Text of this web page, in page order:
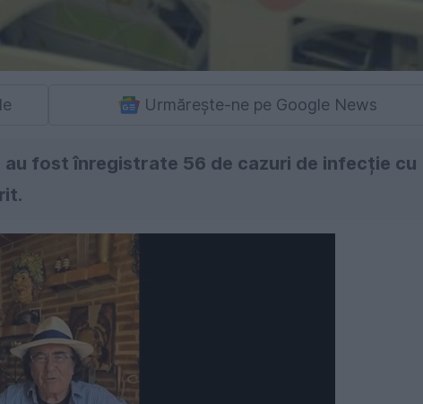
Urmărește-ne pe Google News
au fost înregistrate 56 de cazuri de infecție cu